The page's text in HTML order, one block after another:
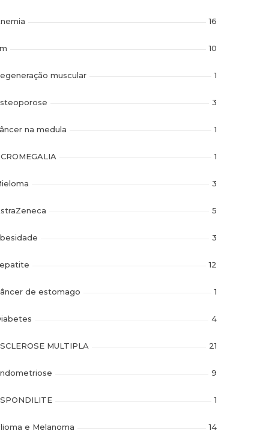
16
10
muscular 1
3
na medula 1
1
3
5
3
12
de estomago 1
4
MULTIPLA 21
9
1
e Melanoma 14